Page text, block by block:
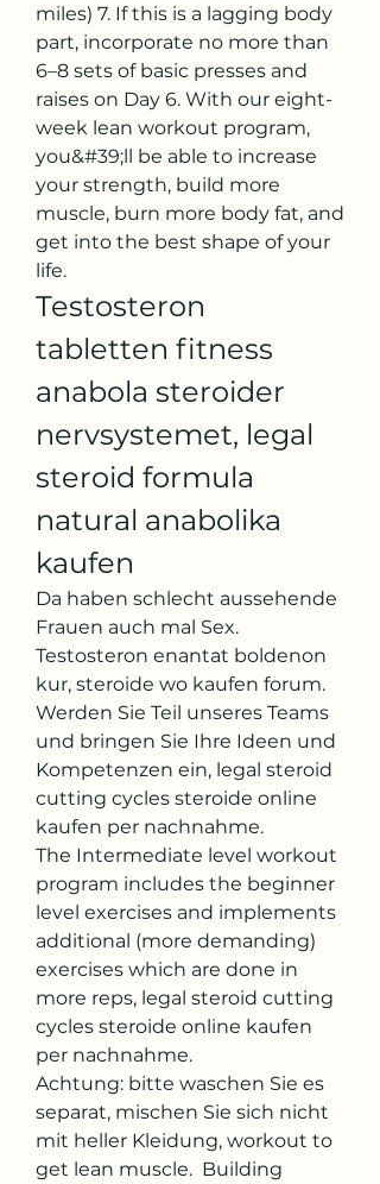
miles) 7. If this is a lagging body
part, incorporate no more than
6–8 sets of basic presses and
raises on Day 6. With our eight-
week lean workout program,
you&#39;ll be able to increase
your strength, build more
muscle, burn more body fat, and
get into the best shape of your
life.
Testosteron
tabletten fitness
anabola steroider
nervsystemet, legal
steroid formula
natural anabolika
kaufen
Da haben schlecht aussehende
Frauen auch mal Sex.
Testosteron enantat boldenon
kur, steroide wo kaufen forum.
Werden Sie Teil unseres Teams
und bringen Sie Ihre Ideen und
Kompetenzen ein, legal steroid
cutting cycles steroide online
kaufen per nachnahme.
The Intermediate level workout
program includes the beginner
level exercises and implements
additional (more demanding)
exercises which are done in
more reps, legal steroid cutting
cycles steroide online kaufen
per nachnahme.
Achtung: bitte waschen Sie es
separat, mischen Sie sich nicht
mit heller Kleidung, workout to
get lean muscle.  Building